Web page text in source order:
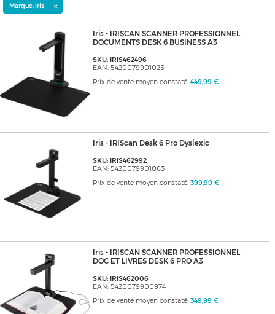
Marque: Iris ×
Iris - IRISCAN SCANNER PROFESSIONNEL
DOCUMENTS DESK 6 BUSINESS A3
SKU: IRIS462496
EAN: 5420079901025
Prix de vente moyen constaté: 449,99 €
Iris - IRIScan Desk 6 Pro Dyslexic
SKU: IRIS462992
EAN: 5420079901063
Prix de vente moyen constaté: 399,99 €
Iris - IRISCAN SCANNER PROFESSIONNEL
DOC ET LIVRES DESK 6 PRO A3
SKU: IRIS462006
EAN: 5420079900974
Prix de vente moyen constaté: 349,99 €